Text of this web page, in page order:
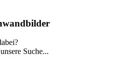
Suche...